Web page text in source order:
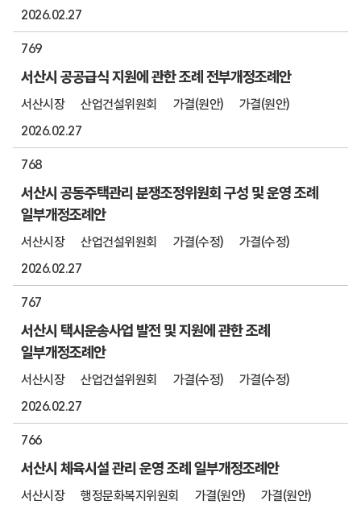
2026.02.27
769
서산시 공공급식 지원에 관한 조례 전부개정조례안
서산시장 산업건설위원회 가결(원안)
가결(원안)
2026.02.27
768
서산시 공동주택관리 분쟁조정위원회 구성 및 운영 조례
일부개정조례안
서산시장 산업건설위원회 가결(수정)
가결(수정)
2026.02.27
767
서산시 택시운송사업 발전 및 지원에 관한 조례
일부개정조례안
서산시장 산업건설위원회 가결(수정)
가결(수정)
2026.02.27
766
서산시 체육시설 관리 운영 조례 일부개정조례안
서산시장 행정문화복지위원회 가결(원안)
가결(원안)